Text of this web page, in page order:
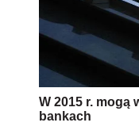
W 2015 r. mogą
bankach